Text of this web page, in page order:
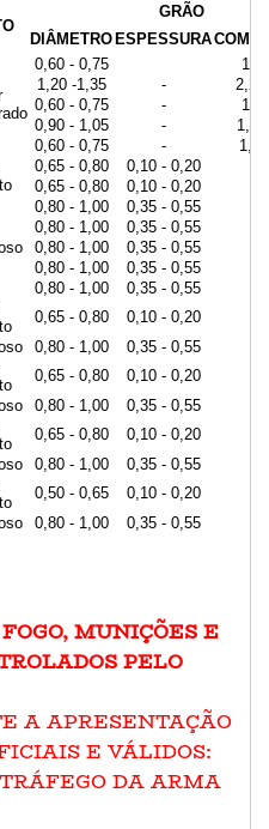
GRÃO
DIÂMETRO ESPESSURA
0,60 - 0,75
1,20 -1,35 -
0,60 - 0,75 -
0,90 - 1,05 -
0,60 - 0,75 -
0,65 - 0,80
0,10 - 0,20
0,65 - 0,80
0,10 - 0,20
0,80 - 1,00
0,35 - 0,55
0,80 - 1,00
0,35 - 0,55
0,80 - 1,00
0,35 - 0,55
0,80 - 1,00
0,35 - 0,55
0,80 - 1,00
0,35 - 0,55
0,65 - 0,80
0,10 - 0,20
0,80 - 1,00
0,35 - 0,55
0,65 - 0,80
0,10 - 0,20
0,80 - 1,00
0,35 - 0,55
0,65 - 0,80
0,10 - 0,20
0,80 - 1,00
0,35 - 0,55
0,50 - 0,65
0,10 - 0,20
0,80 - 1,00 0,35 - 0,55
MUNIÇÕES E
PELO
A APRESENTAÇÃO
E VÁLIDOS:
DA ARMA